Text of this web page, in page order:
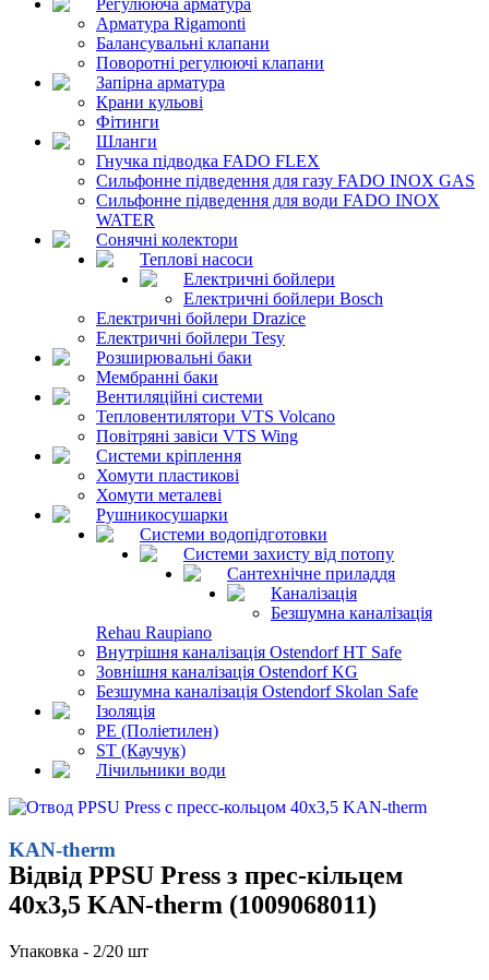
Арматура Rigamonti
Балансувальні клапани
Поворотні регулюючі клапани
Запірна арматура
Крани кульові
Фітинги
Шланги
Гнучка підводка FADO FLEX
Сильфонне підведення для газу FADO INOX GAS
Сильфонне підведення для води FADO INOX
WATER
Сонячні колектори
Теплові насоси
Електричні бойлери
Електричні бойлери Bosch
Електричні бойлери Drazice
Електричні бойлери Tesy
Розширювальні баки
Мембранні баки
Вентиляційні системи
Тепловентилятори VTS Volcano
Повітряні завіси VTS Wing
Системи кріплення
Хомути пластикові
Хомути металеві
Рушникосушарки
Системи водопідготовки
Системи захисту від потопу
Сантехнічне приладдя
Каналізація
Безшумна каналізація
Rehau Raupiano
Внутрішня каналізація Ostendorf HT Safe
Зовнішня каналізація Ostendorf KG
Безшумна каналізація Ostendorf Skolan Safe
Ізоляція
PE (Поліетилен)
ST (Каучук)
Лічильники води
KAN-therm
Відвід PPSU Press з прес-кільцем
40х3,5 KAN-therm (1009068011)
Упаковка - 2/20 шт